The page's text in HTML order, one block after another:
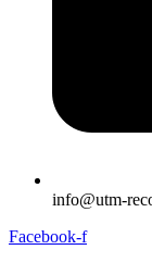
info@utm-
Facebook-f